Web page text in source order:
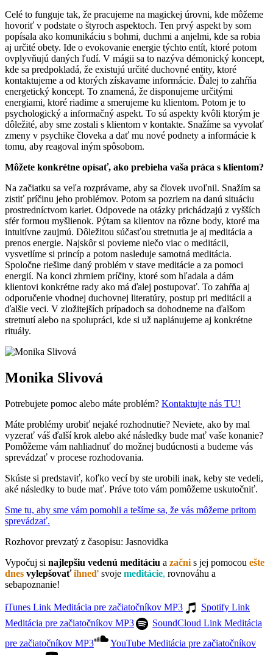
Celé to funguje tak, že pracujeme na magickej úrovni, kde môžeme
hovoriť v podstate o štyroch aspektoch. Ten prvý aspekt by som
popísala ako komunikáciu s bohmi, duchmi a anjelmi, kde sa robia
aj určité obety. Ide o evokovanie energie týchto entít, ktoré potom
ovplyvňujú daných ľudí. V mágii sa to nazýva démonický koncept,
kde sa predpokladá, že existujú určité duchovné entity, ktoré
kontaktujeme a od ktorých získavame informácie. Ďalej to zahŕňa
energetický koncept. To znamená, že disponujeme určitými
energiami, ktoré riadime a smerujeme ku klientom. Potom je to
psychologický a informačný aspekt. To sú aspekty kvôli ktorým je
dôležité, aby sme zostali s klientom v kontakte. Snažíme sa vyvolať
zmeny v psychike človeka a dať mu nové podnety a informácie k
tomu, aby reagoval iným spôsobom.
Môžete konkrétne opísať, ako prebieha vaša práca s klientom?
Na začiatku sa veľa rozprávame, aby sa človek uvoľnil. Snažím sa
zistiť príčinu jeho problémov. Potom sa pozriem na danú situáciu
prostredníctvom kariet. Odpovede na otázky prichádzajú z vyšších
sfér formou myšlienok. Pýtam sa klientov na rôzne body, ktoré ma
intuitívne zaujmú. Dôležitou súčasťou stretnutia je aj meditácia a
prenos energie. Najskôr si povieme niečo viac o meditácii,
vysvetlíme si princíp a potom nasleduje samotná meditácia.
Spoločne riešime daný problém v stave meditácie a za pomoci
energií. Na konci zhrniem príčiny, ktoré som hľadala a dám
klientovi konkrétne rady ako má ďalej postupovať. To zahŕňa aj
odporučenie vhodnej duchovnej literatúry, postup pri meditácii a
ďalšie veci. V zložitejších prípadoch sa dohodneme na ďalšom
stretnutí alebo na spolupráci, kde si už naplánujeme aj konkrétne
rituály.
Monika Slivová
Potrebujete pomoc alebo máte problém? Kontaktujte nás TU!
Máte problémy urobiť nejaké rozhodnutie? Neviete, ako by mal
vyzerať váš ďalší krok alebo aké následky bude mať vaše konanie?
Pomôžeme vám nahliadnuť do možnej budúcnosti a budeme vás
sprevádzať v procese rozhodovania.
Skúste si predstaviť, koľko vecí by ste urobili inak, keby ste vedeli,
aké následky to bude mať. Práve toto vám pomôžeme uskutočniť.
Sme tu, aby sme vám pomohli a tešíme sa, že vás môžeme pritom
sprevádzať.
Rozhovor prevzatý z časopisu: Jasnovidka
Vypočuj si najlepšiu vedenú meditáciu a začni s jej pomocou ešte
dnes vylepšovať ihneď svoje meditácie, rovnováhu a
sebapoznanie!
iTunes Link Meditácia pre začiatočníkov MP3
Spotify Link
Meditácia pre začiatočníkov MP3
SoundCloud Link Meditácia
pre začiatočníkov MP3
YouTube Meditácia pre začiatočníkov